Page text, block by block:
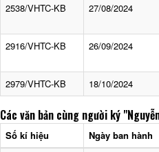
2538/VHTC-KB
27/08/2024
2916/VHTC-KB
26/09/2024
2979/VHTC-KB
18/10/2024
Các văn bản cùng người ký
Số kí hiệu Ngày ban hành